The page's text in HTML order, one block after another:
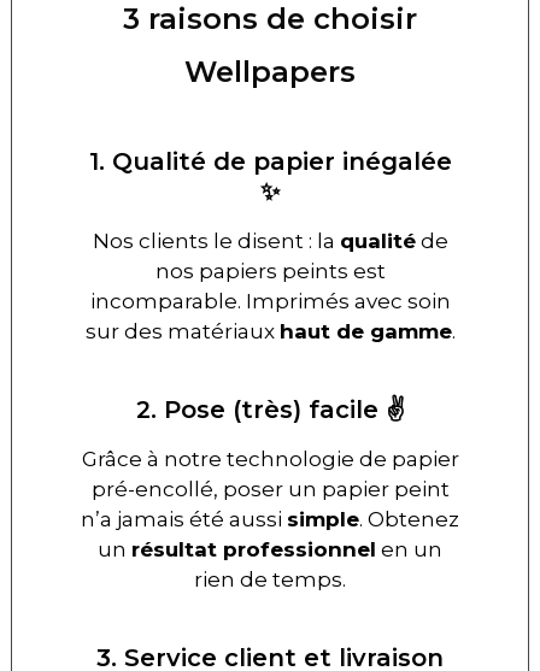
3 raisons de choisir
Wellpapers
1. Qualité de papier inégalée
✨
Nos clients le disent : la qualitéde
nos papiers peints est
incomparable. Imprimés avec soin
sur des matériaux haut de gamme.
2. Pose (très) facile ✌️
Grâce à notre technologie de papier
pré-encollé, poser un papier peint
n’a jamais été aussi simple. Obtenez
un résultat professionnel en un
rien de temps.
3. Service client et livraison